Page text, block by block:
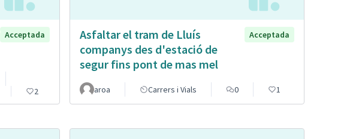
Acceptada
2
Asfaltar el tram de Lluís
companys des d'estació de
segur fins pont de mas mel
Acceptada
aroa Carrers i Vials 0 1